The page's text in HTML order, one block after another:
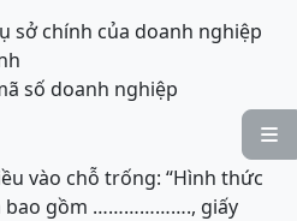

sở chính của doanh nghiệp
số doanh nghiệp
vào chỗ trống: “Hình thức
bao gồm ………………., giấy